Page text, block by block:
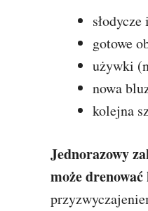
gotowe
używki
nowa
kolejna
Jednorazowy
może drenować